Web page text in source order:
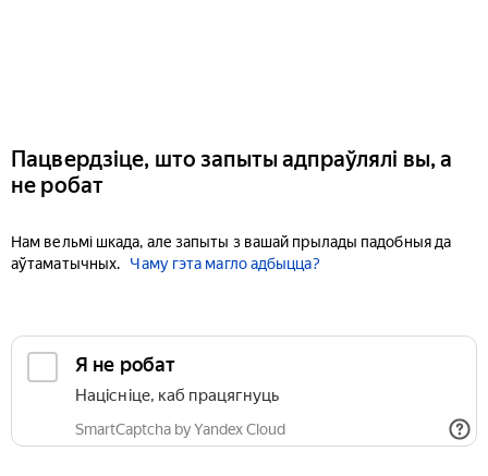
Пацвердзіце, што запыты адпраўлялі вы, а
не робат
Нам вельмі шкада, але запыты з вашай прылады падобныя да
аўтаматычных.
Чаму гэта магло адбыцца?
Я не робат
Націсніце, каб працягнуць
SmartCaptcha by Yandex Cloud